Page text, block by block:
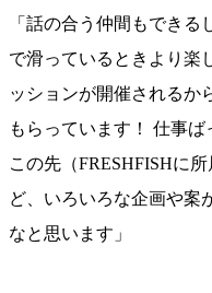
「話の合う仲間もでき
で滑っているときより楽
ッションが開催されるか
もらっています！ 仕事ば
この先（FRESHFISHに
ど、いろいろな企画や案
なと思います」